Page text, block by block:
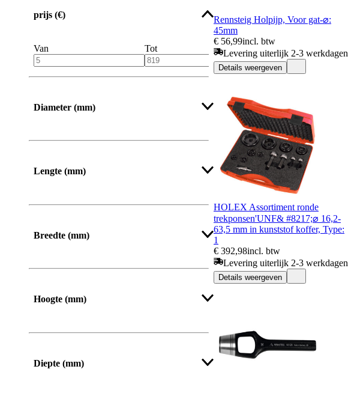
prijs (€)
Van Tot
Diameter (mm)
Lengte (mm)
Van Tot
Breedte (mm)
Van Tot
Hoogte (mm)
Van Tot
Diepte (mm)
Rennsteig Holpijp, Voor gat-⌀:
45mm
€ 56,99incl. btw
Levering uiterlijk 2-3 werkdagen
Details weergeven
HOLEX Assortiment ronde
trekponsen'UNF& #8217;⌀ 16,2-
63,5 mm in kunststof koffer, Type:
1
€ 392,98incl. btw
Levering uiterlijk 2-3 werkdagen
Details weergeven